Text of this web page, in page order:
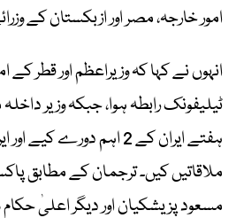
امور خارجہ، مصر اور ازبکستان کے
انہوں نے کہا کہ وزیراعظم اور قطر کے
ٹیلیفونک رابطہ ہوا، جبکہ وزیر
ہفتے ایران کے 2 اہم
ملاقاتیں کیں۔ ترجمان کے مطابق
مسعود پزیشکیان اور دیگر اعلیٰ